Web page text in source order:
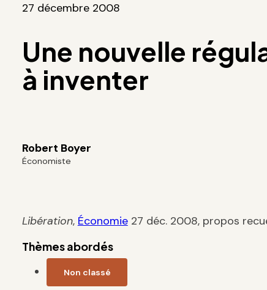
27 décembre 2008
Une nouvelle
à inventer
Robert Boyer
Économiste
Libération, Économie27 déc. 2008, propos
Thèmes abordés
Non classé